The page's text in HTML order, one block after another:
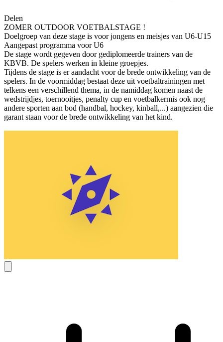
Delen
ZOMER OUTDOOR VOETBALSTAGE !
Doelgroep van deze stage is voor jongens en meisjes van U6-U15
Aangepast programma voor U6
De stage wordt gegeven door gediplomeerde trainers van de
KBVB. De spelers werken in kleine groepjes.
Tijdens de stage is er aandacht voor de brede ontwikkeling van de
spelers. In de voormiddag bestaat deze uit voetbaltrainingen met
telkens een verschillend thema, in de namiddag komen naast de
wedstrijdjes, toernooitjes, penalty cup en voetbalkermis ook nog
andere sporten aan bod (handbal, hockey, kinball,...) aangezien die
garant staan voor de brede ontwikkeling van het kind.